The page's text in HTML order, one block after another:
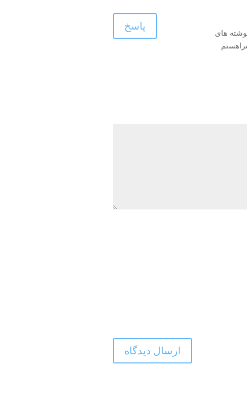
های
پاسخ
ارسال دیدگاه